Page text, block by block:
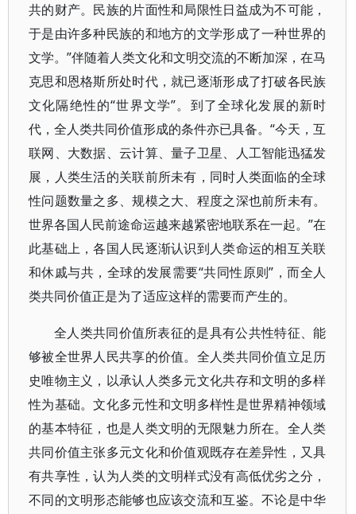
共的财产。民族的片面性和局限性日益成为不可能，
于是由许多种民族的和地方的文学形成了一种世界的
文学。”伴随着人类文化和文明交流的不断加深，在马
克思和恩格斯所处时代，就已逐渐形成了打破各民族
文化隔绝性的“世界文学”。到了全球化发展的新时
代，全人类共同价值形成的条件亦已具备。“今天，互
联网、大数据、云计算、量子卫星、人工智能迅猛发
展，人类生活的关联前所未有，同时人类面临的全球
性问题数量之多、规模之大、程度之深也前所未有。
世界各国人民前途命运越来越紧密地联系在一起。”在
此基础上，各国人民逐渐认识到人类命运的相互关联
和休戚与共，全球的发展需要“共同性原则”，而全人
类共同价值正是为了适应这样的需要而产生的。
全人类共同价值所表征的是具有公共性特征、能
够被全世界人民共享的价值。全人类共同价值立足历
史唯物主义，以承认人类多元文化共存和文明的多样
性为基础。文化多元性和文明多样性是世界精神领域
的基本特征，也是人类文明的无限魅力所在。全人类
共同价值主张多元文化和价值观既存在差异性，又具
有共享性，认为人类的文明样式没有高低优劣之分，
不同的文明形态能够也应该交流和互鉴。不论是中华